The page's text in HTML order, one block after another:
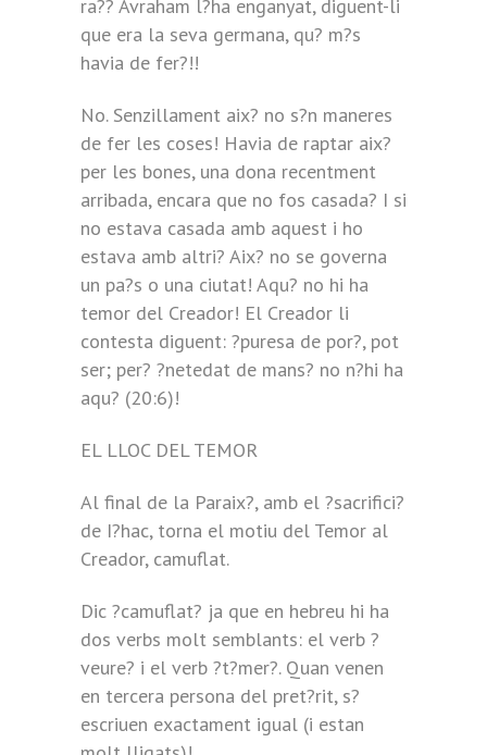
ra?? Avraham l?ha enganyat, diguent-li
que era la seva germana, qu? m?s
havia de fer?!!
No. Senzillament aix? no s?n maneres
de fer les coses! Havia de raptar aix?
per les bones, una dona recentment
arribada, encara que no fos casada? I si
no estava casada amb aquest i ho
estava amb altri? Aix? no se governa
un pa?s o una ciutat! Aqu? no hi ha
temor del Creador! El Creador li
contesta diguent: ?puresa de por?, pot
ser; per? ?netedat de mans? no n?hi ha
aqu? (20:6)!
EL LLOC DEL TEMOR
Al final de la Paraix?, amb el ?sacrifici?
de I?hac, torna el motiu del Temor al
Creador, camuflat.
Dic ?camuflat? ja que en hebreu hi ha
dos verbs molt semblants: el verb ?
veure? i el verb ?t?mer?. Quan venen
en tercera persona del pret?rit, s?
escriuen exactament igual (i estan